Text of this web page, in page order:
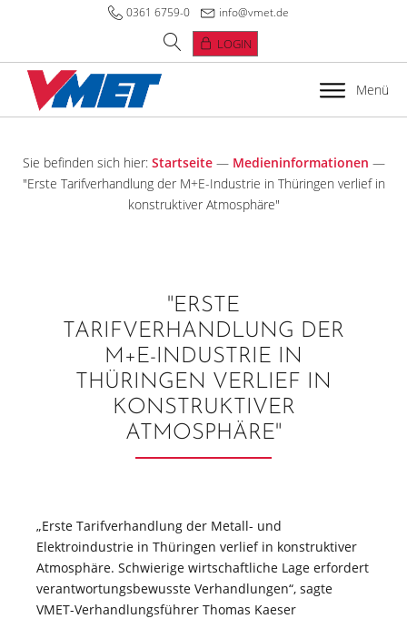
0361 6759-0 info@vmet.de
LOGIN
Menü
Sie befinden sich hier: Startseite— Medieninformationen —
"Erste Tarifverhandlung der M+E-Industrie in Thüringen verlief in
konstruktiver Atmosphäre"
"ERSTE
TARIFVERHANDLUNG DER
M+E-INDUSTRIE IN
THÜRINGEN VERLIEF IN
KONSTRUKTIVER
ATMOSPHÄRE"
„Erste Tarifverhandlung der Metall- und
Elektroindustrie in Thüringen verlief in konstruktiver
Atmosphäre. Schwierige wirtschaftliche Lage erfordert
verantwortungsbewusste Verhandlungen“, sagte
VMET-Verhandlungsführer Thomas Kaeser